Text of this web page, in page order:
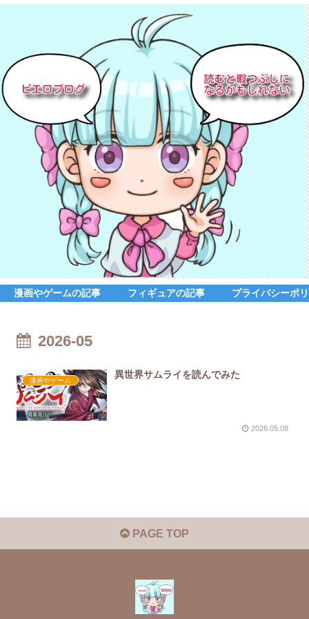
漫画やゲームの記事 フィギュアの記事 プライバシーポ
2026-05
漫画やゲーム
異世界サムライを読んでみた
2026.05.08
PAGE TOP